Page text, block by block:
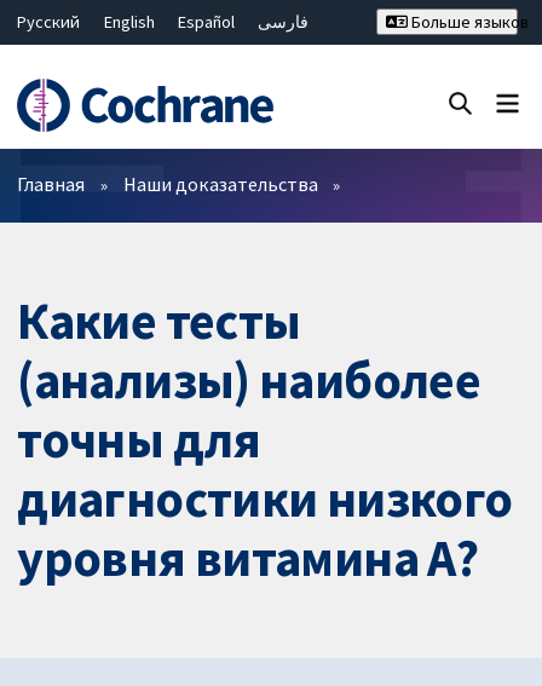
Русский English Español
فارسی
Bahasa Malaysia
ไทย
繁體中文
简体中文
Больше языков
Фильтры
Главная Наши доказательства
Какие тесты
(анализы) наиболее
точны для
диагностики низкого
уровня витамина А?